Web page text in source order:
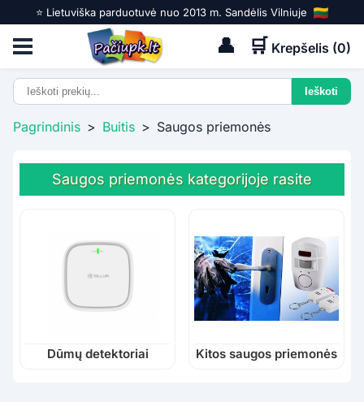
⭐️ Lietuviška parduotuvė nuo 2013 m. Sandėlis Vilniuje
👤 🛒 Krepšelis (0)
Pagrindinis > Buitis > Saugos priemonės
Saugos priemonės kategorijoje rasite
Dūmų detektoriai Kitos saugos priemonės